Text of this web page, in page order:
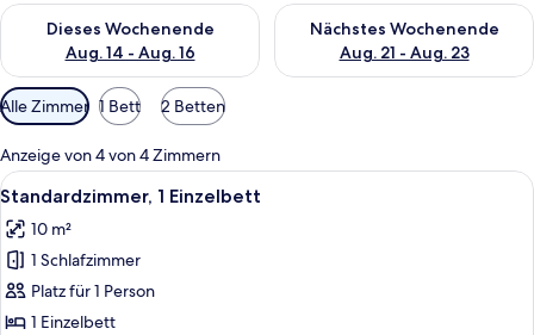
Dieses Wochenende
Aug. 14 - Aug. 16
Überprüfe die Verfügbarkeit für dieses Wochenende, Aug. 14
Nächstes Wochenende
Aug. 21 - Aug. 23
Überprüfe die Verfügbarkeit
Verfügbare
Filter
für
Zimmer
Alle Zimmer 1 Bett 2 Betten
Anzeige von 4 von 4 Zimmern
Alle
Fotos
für
Standardzimmer,
1 Einzelbett
anzeigen
Standardzimmer, 1 Einzelbett |
3
Standardzimmer, 1 Einzelbett
10 m²
1 Schlafzimmer
Platz für 1 Person
1 Einzelbett